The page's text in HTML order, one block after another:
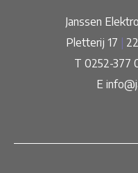
Janssen
Pletterij 17
T 0252-377
E